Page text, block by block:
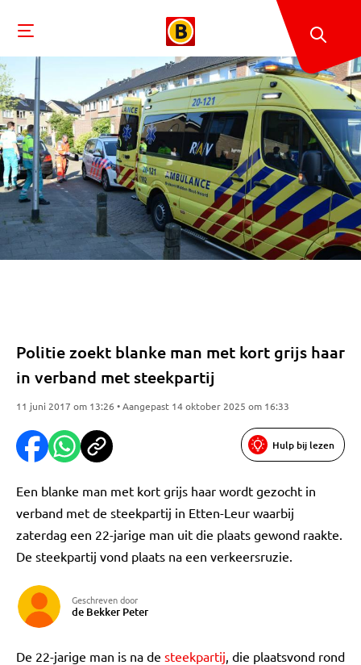
Politie zoekt blanke man met kort grijs haar
in verband met steekpartij
11 juni 2017 om 13:26 • Aangepast 14 oktober 2025 om 16:33
Hulp bij lezen
Een blanke man met kort grijs haar wordt gezocht in
verband met de steekpartij in Etten-Leur waarbij
zaterdag een 22-jarige man uit die plaats gewond raakte.
De steekpartij vond plaats na een verkeersruzie.
Geschreven door
de Bekker Peter
De 22-jarige man is na de steekpartij, die plaatsvond rond